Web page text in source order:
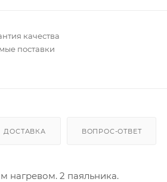
качества
поставки
ДОСТАВКА ВОПРОС-ОТВЕТ
нагревом. 2 паяльника.